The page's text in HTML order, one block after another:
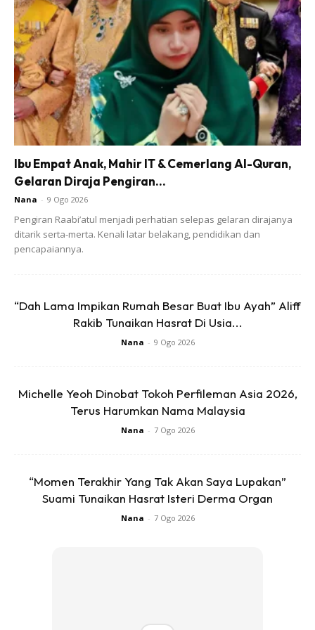
Di samping itu juga, maksud menahan anak adalah
melarang mereka daripada keluar pada waktu. Ini kerana,
dibimbangi anak tersebut terkena kejahatan syaitan itu
disebabkan banyaknya mereka (syaitan).
Hal ini juga disebut oleh Imam Khatib
al-Syarbini (977 H) bahawa sunat
menutup pintu ketika masuknya senja.
Antara hikmah mengapa dilarang
melepaskan budak-budak pada waktu
senja adalah disebabkan syaitan
berkeliaran pada waktu itu dan
berbanding siang hari kerana
kegelapan itu akan menambahkankan
kekuatan syaitan berbanding waktu
dinyatakan oleh al-Hafiz Ibn Hajar al-
Asqalani (852 H).
Ibu Empat Anak, Mahir IT & Cemerlang Al-Quran,
Gelaran Diraja Pengiran...
Nana - 9 Ogo 2026
Pengiran Raabi’atul menjadi perhatian selepas gelaran dirajanya
ditarik serta-merta. Kenali latar belakang, pendidikan dan
pencapaiannya.
“Dah Lama Impikan Rumah Besar Buat Ibu Ayah” Aliff
Rakib Tunaikan Hasrat Di Usia...
Nana - 9 Ogo 2026
Michelle Yeoh Dinobat Tokoh Perfileman Asia 2026,
Terus Harumkan Nama Malaysia
Nana - 7 Ogo 2026
“Momen Terakhir Yang Tak Akan Saya Lupakan”
Suami Tunaikan Hasrat Isteri Derma Organ
Nana - 7 Ogo 2026